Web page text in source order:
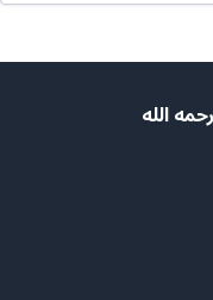
الله